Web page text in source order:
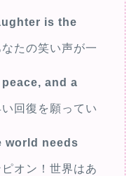
is the
たの笑い声が一
and a
回復を願ってい
world needs
オン！世界はあ